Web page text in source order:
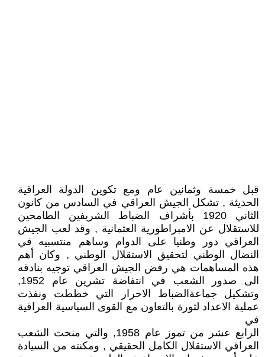
قبل خمسة وثمانين عام ومع تكوين الدولة العراقية
الحديثة , تشكل الجيش العراقي في السادس من كانون
الثاني 1920 بأشراف الضباط الشريفين الطامحين
للاستقلال عن الامبراطورية العثمانية , وقد لعب الجيش
العراقي دور وطنيا على الدوام وساهم منتسبيه في
النضال الوطني لتحقيق الاستقلال الوطني , وكان أهم
هذه المساهمات هي رفض الجيش العراقي توجيه بنادقه
الى صدور الشعب في انتفاضة تشرين عام 1952,
وتشكيل جماعةالضباط الاحرار التي خططت ونفذت
عملية الاعداد لثورة بالتعاون مع القوى السياسية العراقية
في
الرابع عشر من تموز عام 1958, والتي منحت الشعب
العراقي الاستقلال الكامل الحقيقي , ومكنته من السيادة